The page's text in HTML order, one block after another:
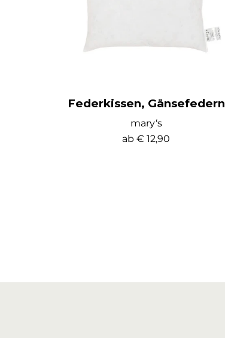
Federkissen, Gänsefedern
mary‘s
ab€ 12,90